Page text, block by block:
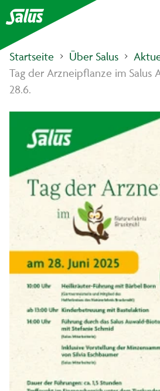
Startseite Über Salus
Tag der Arzneipflanze im Salus
28.6.